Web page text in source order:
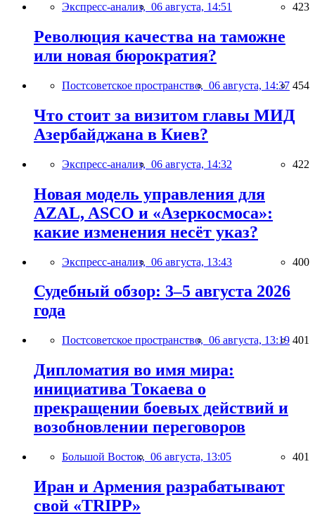
Экспресс-анализ, 06 августа, 14:51 423
Революция качества на таможне
или новая бюрократия?
Постсоветское пространство, 06 августа, 14:37 454
Что стоит за визитом главы МИД
Азербайджана в Киев?
Экспресс-анализ, 06 августа, 14:32 422
Новая модель управления для
AZAL, ASCO и «Азеркосмоса»:
какие изменения несёт указ?
Экспресс-анализ, 06 августа, 13:43 400
Судебный обзор: 3–5 августа 2026
года
Постсоветское пространство, 06 августа, 13:19 401
Дипломатия во имя мира:
инициатива Токаева о
прекращении боевых действий и
возобновлении переговоров
Большой Восток, 06 августа, 13:05 401
Иран и Армения разрабатывают
свой «TRIPP»